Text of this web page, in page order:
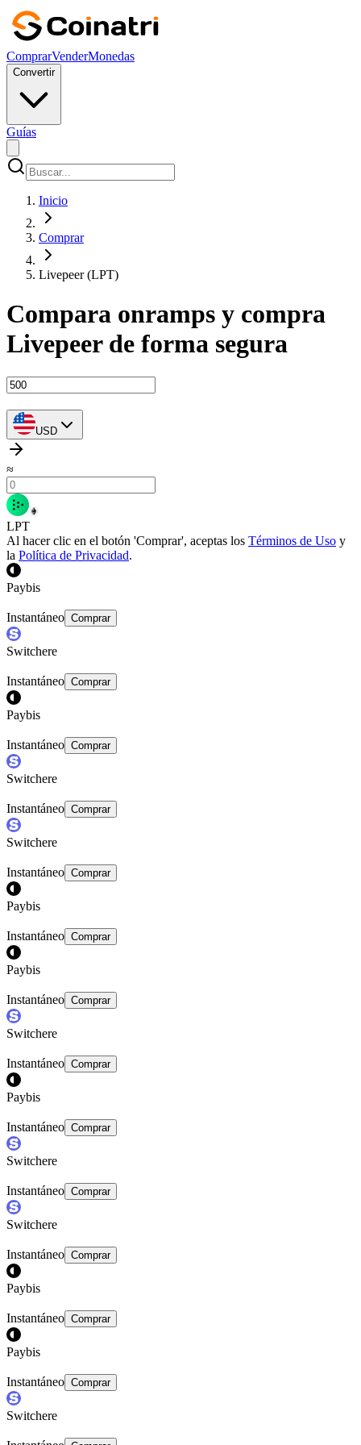
ComprarVenderMonedas
Convertir
Guías
Inicio
Comprar
Livepeer (LPT)
Compara onramps y compra
Livepeer de forma segura
USD
≈
LPT
Al hacer clic en el botón 'Comprar', aceptas los Términos de Uso y
la Política de Privacidad.
Paybis
Instantáneo Comprar
Switchere
Instantáneo Comprar
Paybis
Instantáneo Comprar
Switchere
Instantáneo Comprar
Switchere
Instantáneo Comprar
Paybis
Instantáneo Comprar
Paybis
Instantáneo Comprar
Switchere
Instantáneo Comprar
Paybis
Instantáneo Comprar
Switchere
Instantáneo Comprar
Switchere
Instantáneo Comprar
Paybis
Instantáneo Comprar
Paybis
Instantáneo Comprar
Switchere